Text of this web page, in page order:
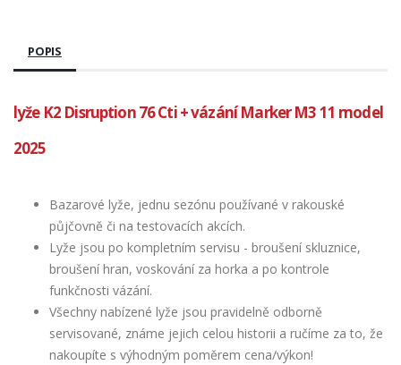
POPIS
lyže K2 Disruption 76 Cti + vázání Marker M3 11 model
2025
Bazarové lyže, jednu sezónu používané v rakouské
půjčovně či na testovacích akcích.
Lyže jsou po kompletním servisu - broušení skluznice,
broušení hran, voskování za horka a po kontrole
funkčnosti vázání.
Všechny nabízené lyže jsou pravidelně odborně
servisované, známe jejich celou historii a ručíme za to, že
nakoupíte s výhodným poměrem cena/výkon!